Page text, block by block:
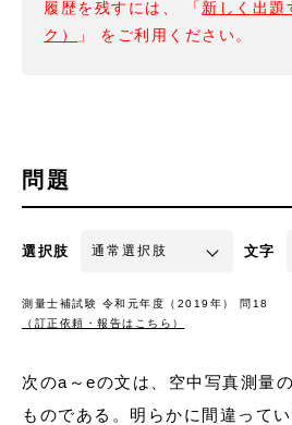
履歴を残すには、 「 新しく出題
ク）
」 をご利用ください。
問題
選択肢 文字
測量士補試験 令和元年度（2019年） 問18
（訂正依頼・報告はこちら）
次のa～eの文は、空中写真測量
ものである。明らかに間違って